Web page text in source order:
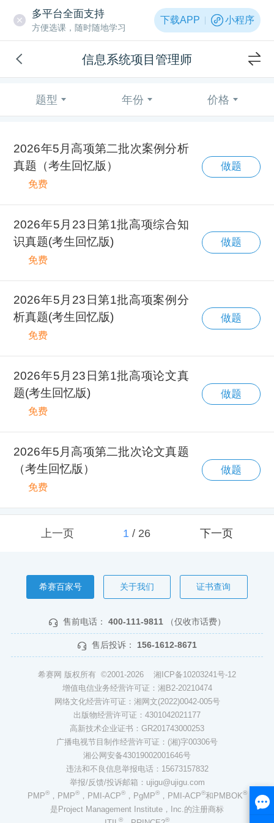
多平台全面支持
方便选课，随时随地学习
下载APP 小程序
信息系统项目管理师
题型 年份 价格
2026年5月高项第二批次案例分析
真题（考生回忆版）
免费
做题
2026年5月23日第1批高项综合知
识真题(考生回忆版)
免费
做题
2026年5月23日第1批高项案例分
析真题(考生回忆版)
免费
做题
2026年5月23日第1批高项论文真
题(考生回忆版)
免费
做题
2026年5月高项第二批次论文真题
（考生回忆版）
免费
做题
上一页 1/ 26 下一页
希赛百家号 关于我们 证书查询
售前电话： 400-111-9811 （仅收市话费）
售后投诉： 156-1612-8671
希赛网 版权所有 ©2001-2026 湘ICP备10203241号-12
增值电信业务经营许可证：湘B2-20210474
网络文化经营许可证：湘网文(2022)0042-005号
出版物经营许可证：4301042021177
高新技术企业证书：GR201743000253
广播电视节目制作经营许可证：(湘)字00306号
湘公网安备43019002001646号
违法和不良信息举报电话：15673157832
举报/反馈/投诉邮箱：ujigu@ujigu.com
PMP®，PMP®，PMI-ACP®，PgMP®，PMI-ACP®和PMBOK®
是Project Management Institute，Inc.的注册商标
® ®